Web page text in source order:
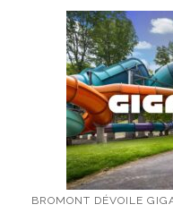
BROMONT DÉVOILE